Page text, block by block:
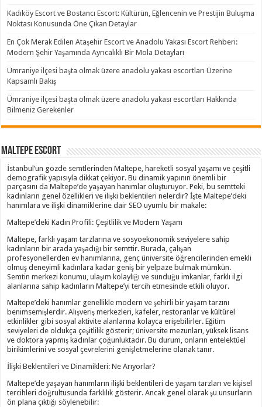
Kadıköy Escort ve Bostancı Escort: Kültürün, Eğlencenin ve Prestijin Buluşma
Noktası Konusunda Öne Çıkan Detaylar
En Çok Merak Edilen Ataşehir Escort ve Anadolu Yakası Escort Rehberi:
Modern Şehir Yaşamında Ayrıcalıklı Bir Mola Detayları
Ümraniye ilçesi başta olmak üzere anadolu yakası escortları Üzerine
Kapsamlı Bakış
Ümraniye ilçesi başta olmak üzere anadolu yakası escortları Hakkında
Bilmeniz Gerekenler
Maltepe Escort
İstanbul’un gözde semtlerinden Maltepe, hareketli sosyal yaşamı ve çeşitli
demografik yapısıyla dikkat çekiyor. Bu dinamik yapının önemli bir
parçasını da Maltepe’de yaşayan hanımlar oluşturuyor. Peki, bu semtteki
kadınların genel özellikleri ve ilişki beklentileri nelerdir? İşte Maltepe’deki
hanımlara ve ilişki dinamiklerine dair SEO uyumlu bir makale:
Maltepe’deki Kadın Profili: Çeşitlilik ve Modern Yaşam
Maltepe, farklı yaşam tarzlarına ve sosyoekonomik seviyelere sahip
kadınların bir arada yaşadığı bir semttir. Burada, çalışan
profesyonellerden ev hanımlarına, genç üniversite öğrencilerinden emekli
olmuş deneyimli kadınlara kadar geniş bir yelpaze bulmak mümkün.
Semtin merkezi konumu, ulaşım kolaylığı ve sunduğu imkanlar, farklı ilgi
alanlarına sahip kadınların Maltepe’yi tercih etmesinde etkili oluyor.
Maltepe’deki hanımlar genellikle modern ve şehirli bir yaşam tarzını
benimsemişlerdir. Alışveriş merkezleri, kafeler, restoranlar ve kültürel
etkinlikler gibi sosyal aktivite alanlarına kolayca erişebilirler. Eğitim
seviyeleri de oldukça çeşitlilik gösterir; üniversite mezunları, yüksek lisans
ve doktora yapmış kadınlar çoğunluktadır. Bu durum, onların entelektüel
birikimlerini ve sosyal çevrelerini genişletmelerine olanak tanır.
İlişki Beklentileri ve Dinamikleri: Ne Arıyorlar?
Maltepe’de yaşayan hanımların ilişki beklentileri de yaşam tarzları ve kişisel
tercihleri doğrultusunda farklılık gösterir. Ancak genel olarak şu unsurların
ön plana çıktığı söylenebilir: